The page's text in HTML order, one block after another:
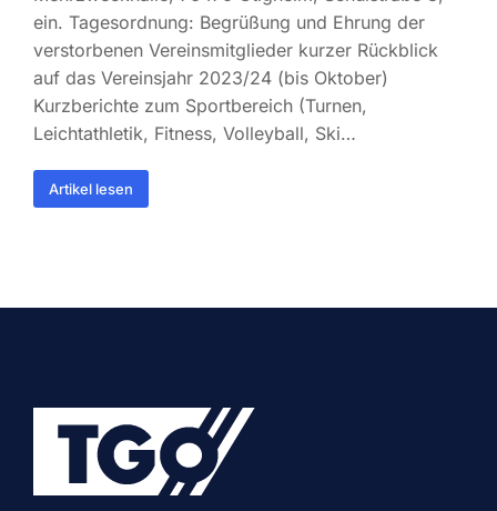
ein. Tagesordnung: Begrüßung und Ehrung der
verstorbenen Vereinsmitglieder kurzer Rückblick
auf das Vereinsjahr 2023/24 (bis Oktober)
Kurzberichte zum Sportbereich (Turnen,
Leichtathletik, Fitness, Volleyball, Ski…
Artikel lesen